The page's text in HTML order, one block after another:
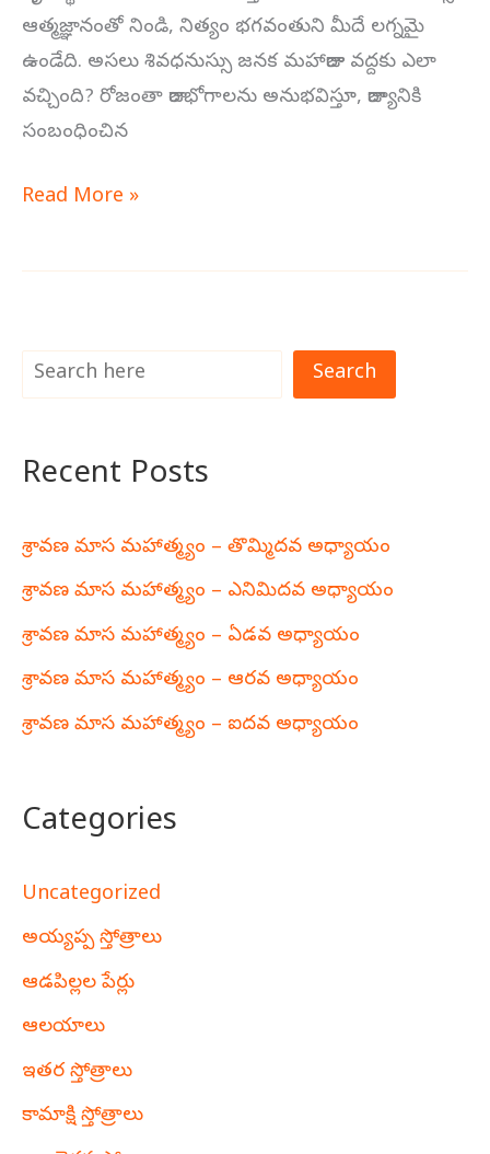
ఆత్మజ్ఞానంతో నిండి, నిత్యం భగవంతుని మీదే లగ్నమై
ఉండేది. అసలు శివధనుస్సు జనక మహారాజు వద్దకు ఎలా
వచ్చింది? రోజంతా రాజభోగాలను అనుభవిస్తూ, రాజ్యానికి
సంబంధించిన
Read More »
Search
Recent Posts
శ్రావణ మాస మహాత్మ్యం – తొమ్మిదవ అధ్యాయం
శ్రావణ మాస మహాత్మ్యం – ఎనిమిదవ అధ్యాయం
శ్రావణ మాస మహాత్మ్యం – ఏడవ అధ్యాయం
శ్రావణ మాస మహాత్మ్యం – ఆరవ అధ్యాయం
శ్రావణ మాస మహాత్మ్యం – ఐదవ అధ్యాయం
Categories
Uncategorized
అయ్యప్ప స్తోత్రాలు
ఆడపిల్లల పేర్లు
ఆలయాలు
ఇతర స్తోత్రాలు
కామాక్షి స్తోత్రాలు